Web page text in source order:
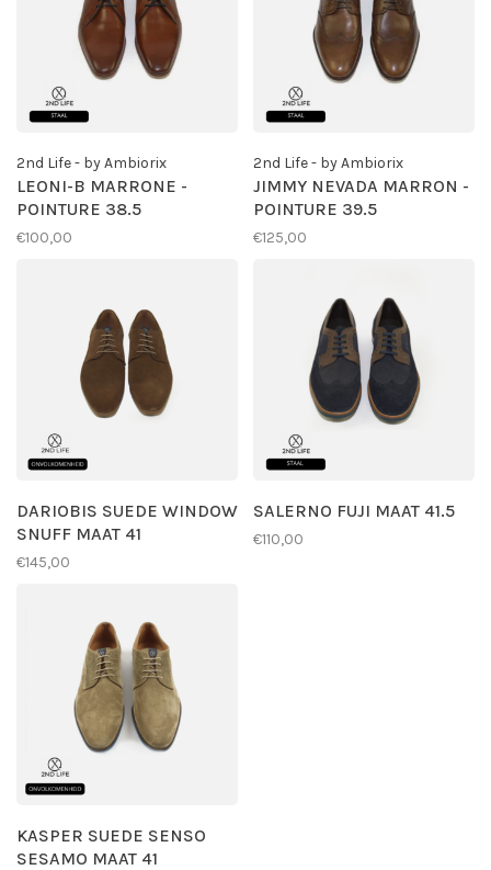
2nd Life - by Ambiorix
LEONI-B MARRONE -
POINTURE 38.5
€100,00
2nd Life - by Ambiorix
JIMMY NEVADA MARRON -
POINTURE 39.5
€125,00
DARIOBIS SUEDE WINDOW
SNUFF MAAT 41
€145,00
SALERNO FUJI MAAT 41.5
€110,00
KASPER SUEDE SENSO
SESAMO MAAT 41